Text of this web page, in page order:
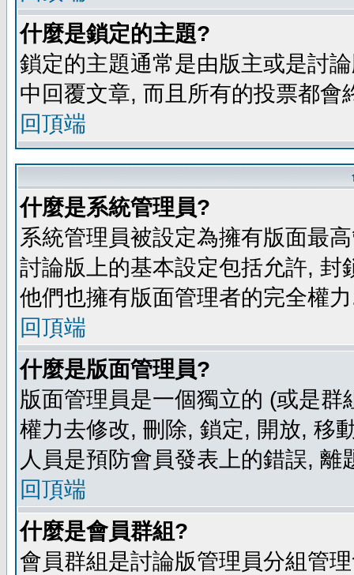
什麼是鎖定的主題?
鎖定的主題通常是由版主或是討
中回覆文章, 而且所有的投票都
回頂端
什麼是系統管理員?
系統管理員被設定為擁有版面最
討論版上的基本設定包括允許,
他們也擁有版面管理者的完全權
回頂端
什麼是版面管理員?
版面管理員是一個獨立的 (或是
權力去修改, 刪除, 鎖定, 開放, 移
人員是預防會員發表上的錯誤, 離
回頂端
什麼是會員群組?
會員群組是討論版管理員分組管